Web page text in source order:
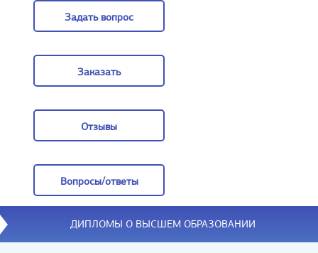
Задать вопрос
Заказать
Отзывы
Вопросы/ответы
Вопросы/ответы
ДИПЛОМЫ О ВЫСШЕМ ОБРАЗОВАНИИ